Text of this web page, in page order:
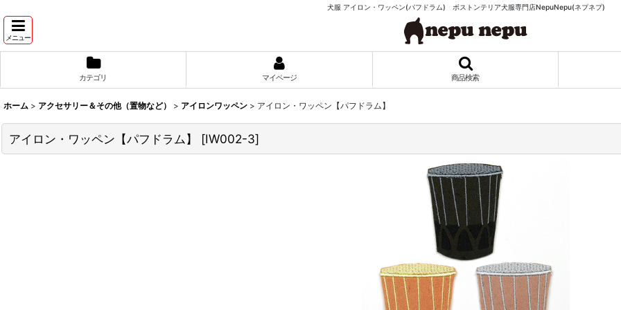
犬服 アイロン・ワッペン(パフドラム) ボストンテリア犬服専門店NepuNepu(ネプネプ)
メニュー
カテゴリ マイページ 商品検索
ホーム > アクセサリー＆その他（置物など） > アイロンワッペン > アイロン・ワッペン【パフドラム】
アイロン・ワッペン【パフドラム】 [IW002-3]